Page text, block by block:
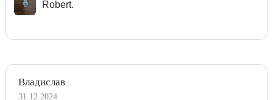
Robert.
Владислав
31.12.2024